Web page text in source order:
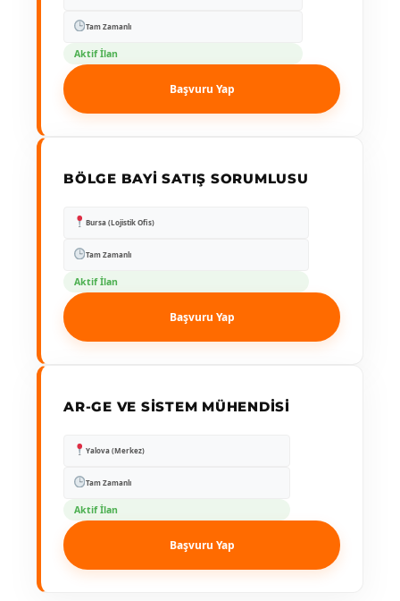
Tam Zamanlı
Aktif İlan
Başvuru Yap
BÖLGE BAYI SATIŞ SORUMLUSU
Bursa (Lojistik Ofis)
Tam Zamanlı
Aktif İlan
Başvuru Yap
AR-GE VE SISTEM MÜHENDISI
Yalova (Merkez)
Tam Zamanlı
Aktif İlan
Başvuru Yap